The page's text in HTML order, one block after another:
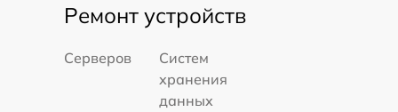
Ремонт устройств
Серверов
Систем
хранения
данных